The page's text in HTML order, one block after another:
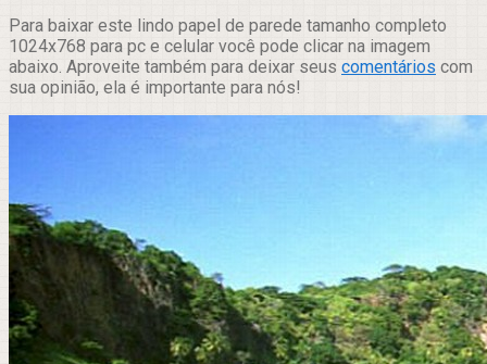
Para baixar este lindo papel de parede tamanho completo
1024x768 para pc e celular você pode clicar na imagem
abaixo. Aproveite também para deixar seus comentários com
sua opinião, ela é importante para nós!